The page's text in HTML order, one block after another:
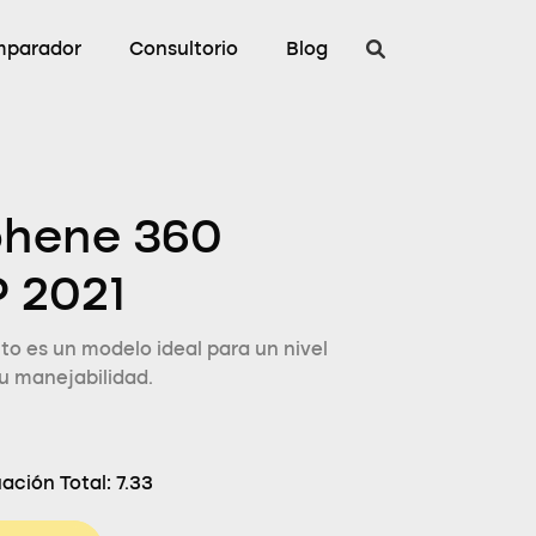
Consultorio Blog
360
2021
es un modelo ideal para un nivel
manejabilidad.
Total: 7.33